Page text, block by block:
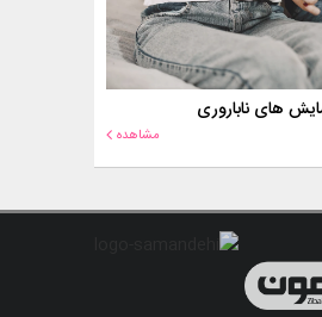
های ناباروری
مشاهده